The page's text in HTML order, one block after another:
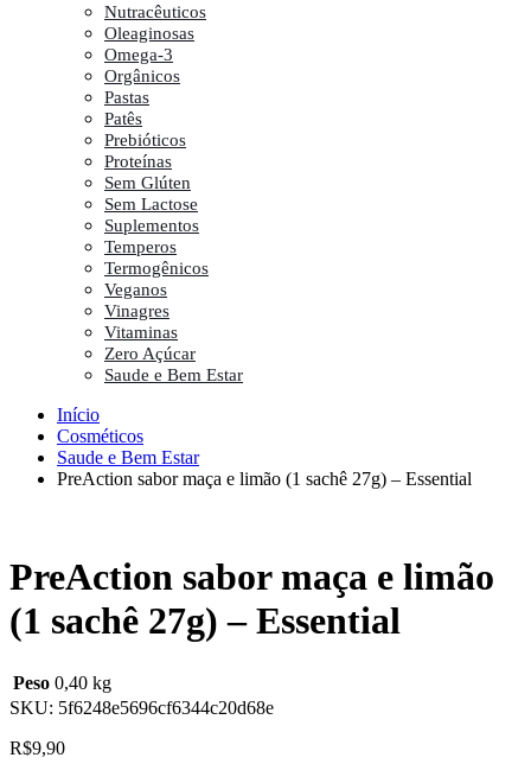
Nutracêuticos
Oleaginosas
Omega-3
Orgânicos
Pastas
Patês
Prebióticos
Proteínas
Sem Glúten
Sem Lactose
Suplementos
Temperos
Termogênicos
Veganos
Vinagres
Vitaminas
Zero Açúcar
Saude e Bem Estar
Início
Cosméticos
Saude e Bem Estar
PreAction sabor maça e limão (1 sachê 27g) – Essential
PreAction sabor maça e limão
(1 sachê 27g) – Essential
Peso 0,40 kg
SKU: 5f6248e5696cf6344c20d68e
R$9,90